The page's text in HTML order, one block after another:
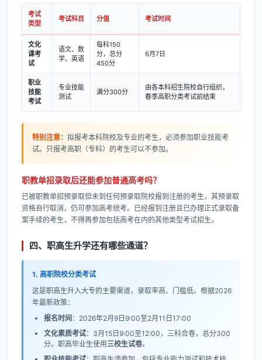
考试
类型
考试科目 分值 考试时间
文化
课考
试
语文、数
学、英语
每科150
分，总分
450分
6月7日
职业
技能
考试
专业技能
测试
满分300分
由各本科招生院校自行组织，
春季高职分类考试前结束
特别注意： 拟报考本科院校及专业的考生，必须参加职业技能考
试。只报考高职（专科）的考生可以不参加。
职教单招录取后还能参加普通高考吗？
已被职教单招预录取但未到任何预录取院校报到注册的考生，其预录取
资格自行取消，仍可参加高考统考。已经报到注册且已办理正式录取备
案手续的考生，不得再参加包括高考在内的其他类型考试招生。
四、职高生升学还有哪些通道？
1. 高职院校分类考试
这是职高生升入大专的主要渠道，录取率高、门槛低。根据2026
年最新政策：
报名时间 ：2026年2月9日9:00至2月11日17:00
文化素质考试：3月15日9:00至12:00，三科合卷，总分300
分。职高毕业生使用三校生试卷。